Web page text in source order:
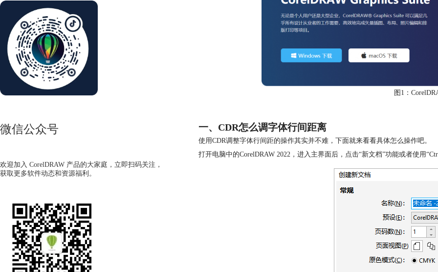
微信公众号
欢迎加入 CorelDRAW 产品的大家庭，立即扫码关注，
获取更多软件动态和资源福利。
图1：
一、CDR怎么调字体行间距离
使用CDR调整字体行间距的操作其实并不难，下面就来看看具体怎么操作吧。
打开电脑中的CorelDRAW 2022，进入主界面后，点击“新文档”功能或者使用“